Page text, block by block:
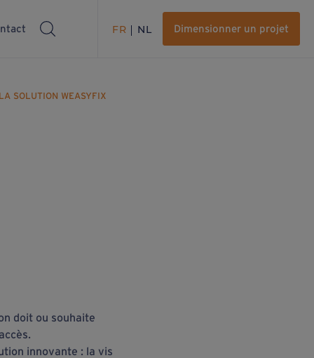
FR NL Dimensionner un projet
SOLUTION WEASYFIX
doit ou souhaite
innovante : la vis